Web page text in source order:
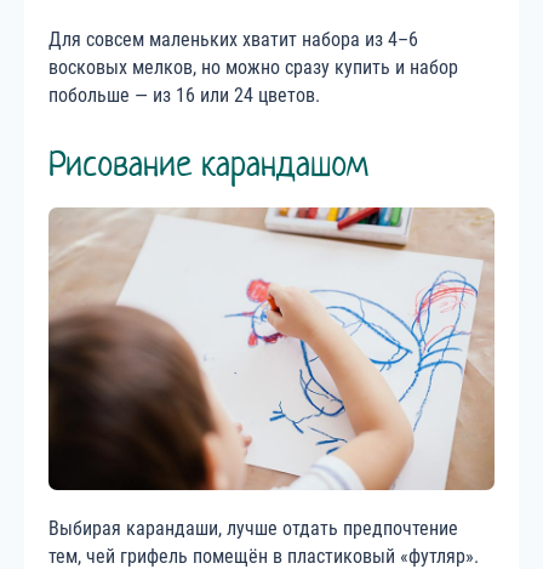
Для совсем маленьких хватит набора из 4–6
восковых мелков, но можно сразу купить и набор
побольше — из 16 или 24 цветов.
Рисование карандашом
Выбирая карандаши, лучше отдать предпочтение
тем, чей грифель помещён в пластиковый «футляр».